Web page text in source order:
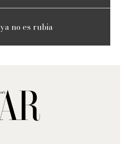
no es rubia